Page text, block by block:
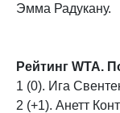
Эмма Радукану.
Рейтинг WTA.
1 (0). Ига
2 (+1). Анетт